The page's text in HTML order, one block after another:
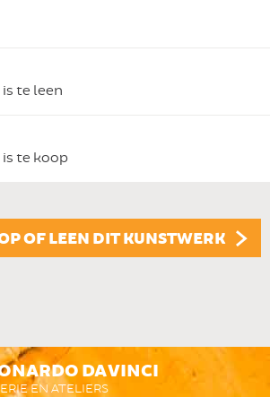
te leen
te koop
OF LEEN DIT KUNSTWERK
DA VINCI
EN ATELIERS